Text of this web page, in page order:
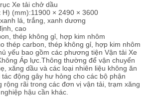
Xe tải chở dầu
H) (mm):11900 × 2490 × 3600
lá, trắng, xanh dương
cao
thép không gỉ, hợp kim nhôm
thép carbon, thép không gỉ, hợp kim nhôm
yếu bao gồm các phương tiện Vận tải Xe
Áp lực.Thông thường để vận chuyển
xăng dầu và các loại nhiên liệu không ăn
động gây hư hỏng cho các bộ phận
rộng rãi trong các đơn vị vận tải, trạm xăng
hậu cần khác.